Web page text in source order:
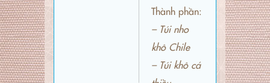
Thành phần:
– Túi nho
khô Chile
– Túi khô cá